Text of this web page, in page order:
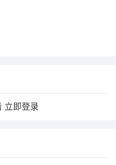
立即登录